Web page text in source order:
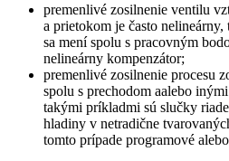
premenlivé zosilnenie ventilu
a prietokom je často
sa mení spolu s pracovným
nelineárny kompenzátor;
premenlivé zosilnenie procesu
spolu s prechodom aalebo
takými príkladmi sú slučky
hladiny v netradične
tomto prípade programové